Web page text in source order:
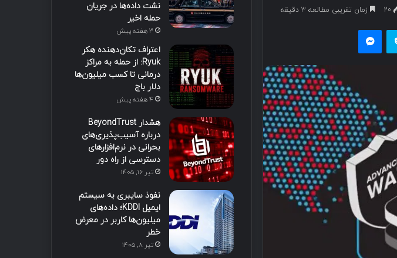
20 زمان تقریبی مطالعه 3 دقیقه
نشت داده‌ها در جریان
حمله اخیر
3 هفته پیش
اعتراف تکان‌دهنده هکر
Ryuk: از حمله به مراکز
درمانی تا کسب میلیون‌ها
دلار باج
4 هفته پیش
هشدار BeyondTrust
درباره آسیب‌پذیری‌های
بحرانی در نرم‌افزارهای
دسترسی از راه دور
تیر ۱۶, ۱۴۰۵
نفوذ سایبری به سیستم
ایمیل KDDI؛ داده‌های
میلیون‌ها کاربر در معرض
خطر
تیر ۸, ۱۴۰۵